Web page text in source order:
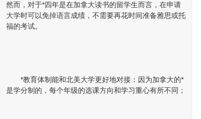
然而，对于*四年是在加拿大读书的留学生而言，在申请
大学时可以免掉语言成绩，不需要再花时间准备雅思或托
福的考试。
*教育体制能和北美大学更好地对接：因为加拿大的*
是学分制的，每个年级的选课方向和学习重心有所不同；